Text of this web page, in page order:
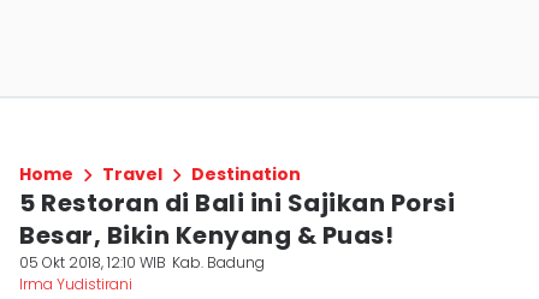
Home Travel Destination
5 Restoran di Bali ini Sajikan Porsi
Besar, Bikin Kenyang & Puas!
05 Okt 2018, 12:10 WIB Kab. Badung
Irma Yudistirani